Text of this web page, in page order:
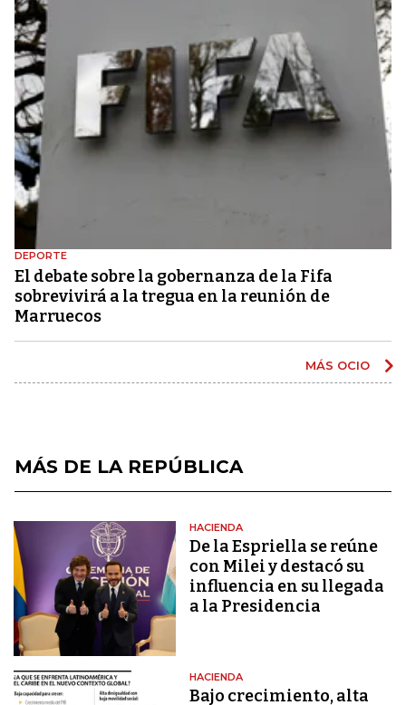
DEPORTE
El debate sobre la gobernanza de la Fifa
sobrevivirá a la tregua en la reunión de
Marruecos
MÁS OCIO
MÁS DE LA REPÚBLICA
HACIENDA
De la Espriella se reúne
con Milei y destacó su
influencia en su llegada
a la Presidencia
HACIENDA
Bajo crecimiento, alta